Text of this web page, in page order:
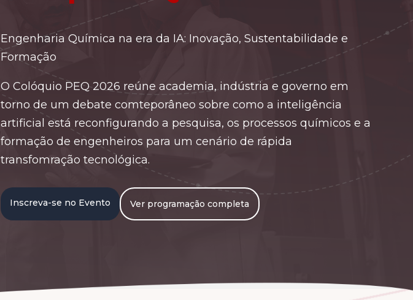
Engenharia Química na era da IA: Inovação, Sustentabilidade e
Formação
O Colóquio PEQ 2026 reúne academia, indústria e governo em
torno de um debate comteporâneo sobre como a inteligência
artificial está reconfigurando a pesquisa, os processos químicos e a
formação de engenheiros para um cenário de rápida
transfomração tecnológica.
Inscreva-se no Evento Ver programação completa